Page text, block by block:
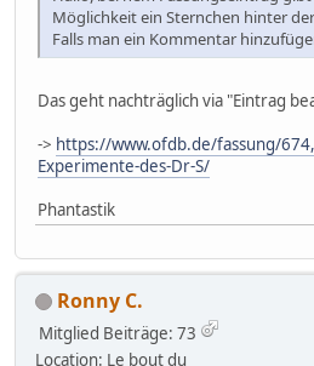
Möglichkeit ein Sternchen hinter
Falls man ein Kommentar
Das geht nachträglich via "Eintrag
-> https://www.ofdb.de/fassung/
Experimente-des-Dr-S/
Phantastik
Ronny C.
Mitglied Beiträge: 73
Location: Le bout du